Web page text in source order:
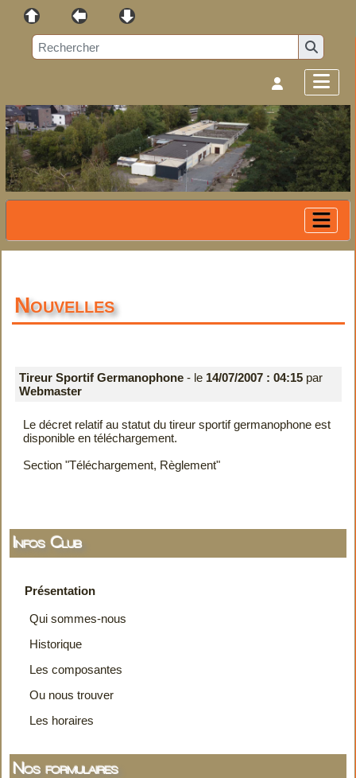
Infos Club
Présentation
Qui sommes-nous
Historique
Les composantes
Ou nous trouver
Les horaires
Nos formulaires
Nouvelles
Tireur Sportif Germanophone - le 14/07/2007 : 04:15par
Webmaster
Le décret relatif au statut du tireur sportif germanophone est
disponible en téléchargement.
Section "Téléchargement, Règlement"